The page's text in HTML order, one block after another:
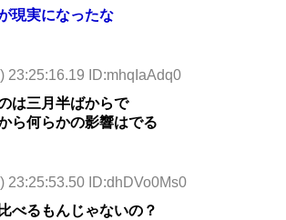
現実になったな
23:25:16.19 ID:mhqIaAdq0
は三月半ばからで
ら何らかの影響はでる
23:25:53.50 ID:dhDVo0Ms0
べるもんじゃないの？